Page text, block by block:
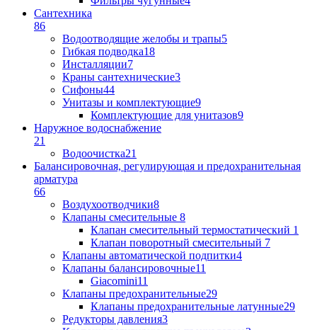
Сантехника
86
Водоотводящие желобы и трапы5
Гибкая подводка18
Инсталляции7
Краны сантехнические3
Сифоны44
Унитазы и комплектующие9
Комплектующие для унитазов9
Наружное водоснабжение
21
Водоочистка21
Балансировочная, регулирующая и предохранительная
арматура
66
Воздухоотводчики8
Клапаны cмесительные 8
Клапан cмесительный термостатический 1
Клапан поворотный cмесительный 7
Клапаны автоматической подпитки4
Клапаны балансировочные11
Giacomini11
Клапаны предохранительные29
Клапаны предохранительные латунные29
Редукторы давления3